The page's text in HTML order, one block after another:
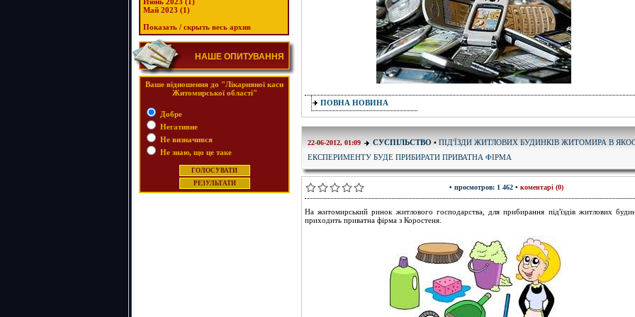
Май 2023 (1)
Показать / скрыть весь архив
НАШЕ ОПИТУВАННЯ
Ваше відношення до "Лікарняної каси
Житомирської області"
Добре
Негативне
Не визначився
Не знаю, що це таке
ПОВНА НОВИНА
22-06-2012, 01:09 СУСПІЛЬСТВО • ПІД'ЇЗДИ ЖИТЛОВИХ БУДИНКІВ ЖИТОМИРА В
ЕКСПЕРИМЕНТУ БУДЕ ПРИБИРАТИ ПРИВАТНА ФІРМА
• просмотров: 1 462 • коментарі (0)
На житомирський ринок житлового господарства, для прибирання під'їздів житлових
приходить приватна фірма з Коростеня.